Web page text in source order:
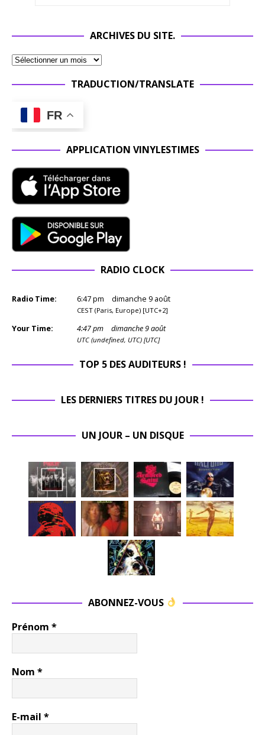
ARCHIVES DU SITE.
TRADUCTION/TRANSLATE
FR
APPLICATION VINYLESTIMES
RADIO CLOCK
Radio Time: 6:47pm dimanche 9 août
CEST (Paris, Europe) [UTC+2]
Your Time: 4:47pm dimanche 9 août
UTC (undefined, UTC) [UTC]
TOP 5 DES AUDITEURS !
LES DERNIERS TITRES DU JOUR !
UN JOUR – UN DISQUE
ABONNEZ-VOUS
Prénom *
Nom *
E-mail *